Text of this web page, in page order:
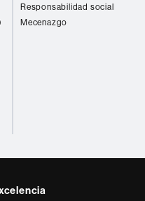
Responsabilidad social
Mecenazgo